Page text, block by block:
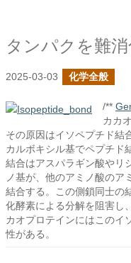
2025-03-03 化学全般
/**
カカ
その原因はイソペプチド結
カルボキシル基でペプチド
結合はアスパラギン酸やリ
ノ基が、他のアミノ酸のア
結合する。この側鎖同士の
化酵素による分解を阻害し
カオプロテインにはこのイ
性がある。